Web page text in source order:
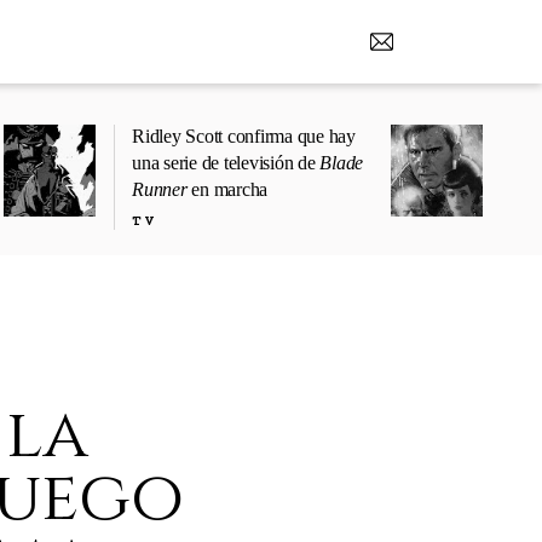
Ridley Scott confirma que hay
una serie de televisión de Blade
Runneren marcha
TV
la